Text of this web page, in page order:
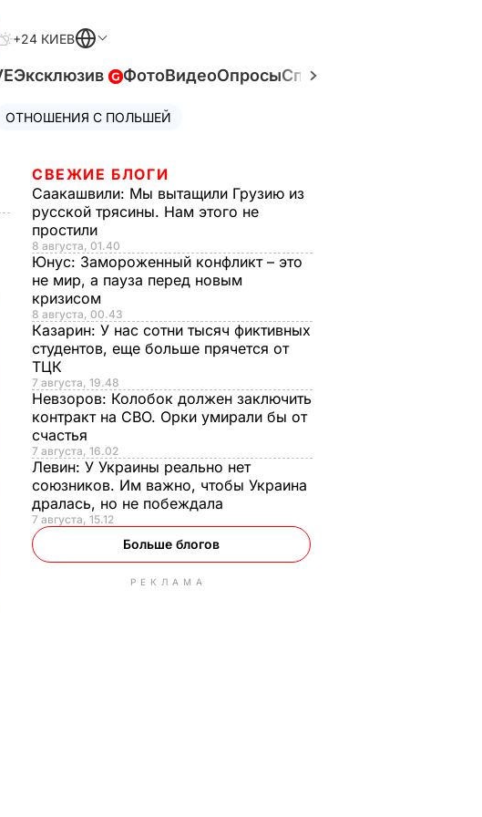
+24 КИЕВ
Эксклюзив ФотоВидеоОпросыСпецпроекты
ОТНОШЕНИЯ С ПОЛЬШЕЙ
СВЕЖИЕ БЛОГИ
Саакашвили: Мы вытащили Грузию из
русской трясины. Нам этого не
простили
8 августа, 01.40
Юнус: Замороженный конфликт – это
не мир, а пауза перед новым
кризисом
8 августа, 00.43
Казарин: У нас сотни тысяч фиктивных
студентов, еще больше прячется от
ТЦК
7 августа, 19.48
Невзоров: Колобок должен заключить
контракт на СВО. Орки умирали бы от
счастья
7 августа, 16.02
Левин: У Украины реально нет
союзников. Им важно, чтобы Украина
дралась, но не побеждала
7 августа, 15.12
Больше блогов
РЕКЛАМА